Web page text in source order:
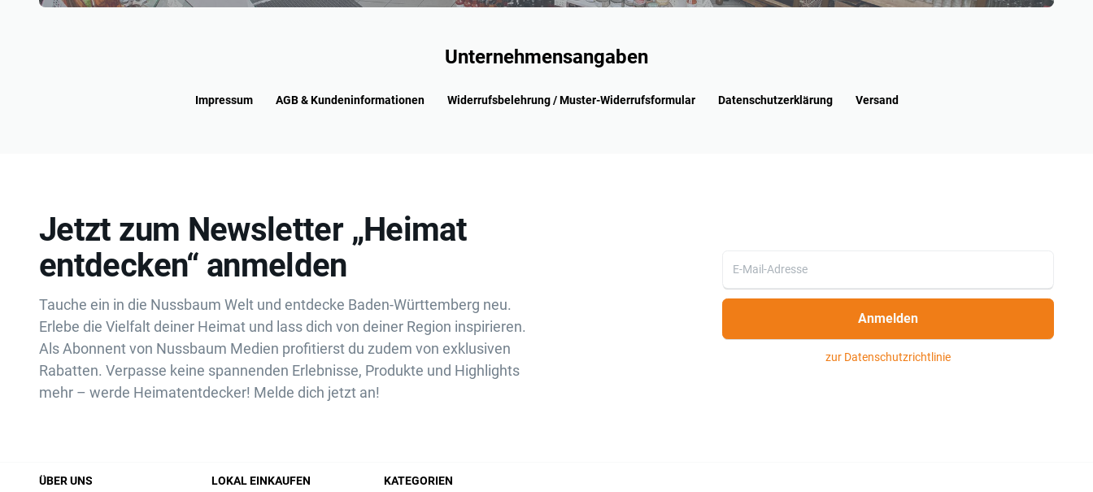
Unternehmensangaben
Impressum AGB & Kundeninformationen Widerrufsbelehrung / Muster-Widerrufsformular Datenschutzerklärung Versand
Jetzt zum Newsletter „Heimat
entdecken“ anmelden
Tauche ein in die Nussbaum Welt und entdecke Baden-Württemberg neu.
Erlebe die Vielfalt deiner Heimat und lass dich von deiner Region inspirieren.
Als Abonnent von Nussbaum Medien profitierst du zudem von exklusiven
Rabatten. Verpasse keine spannenden Erlebnisse, Produkte und Highlights
mehr – werde Heimatentdecker! Melde dich jetzt an!
Anmelden
zur Datenschutzrichtlinie
ÜBER UNS
LOKAL EINKAUFEN
KATEGORIEN